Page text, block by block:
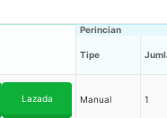
Perincian
Tipe
Lazada Manual 1